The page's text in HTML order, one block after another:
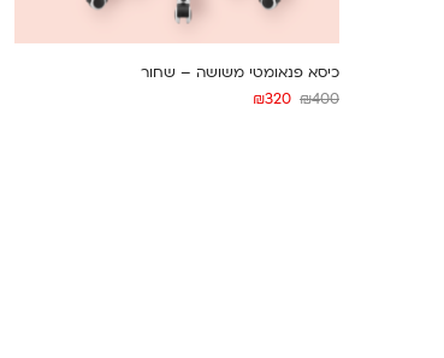
כיסא פנאומטי משושה – שחור
₪400
₪320